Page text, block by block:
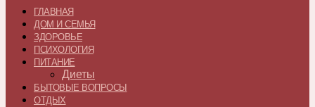
ГЛАВНАЯ
ДОМ И СЕМЬЯ
ЗДОРОВЬЕ
ПСИХОЛОГИЯ
ПИТАНИЕ
Диеты
БЫТОВЫЕ ВОПРОСЫ
ОТДЫХ